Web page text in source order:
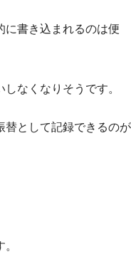
に書き込まれるのは便
なくなりそうです。
替として記録できるのが